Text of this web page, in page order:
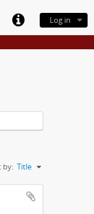
Log in
by: Title